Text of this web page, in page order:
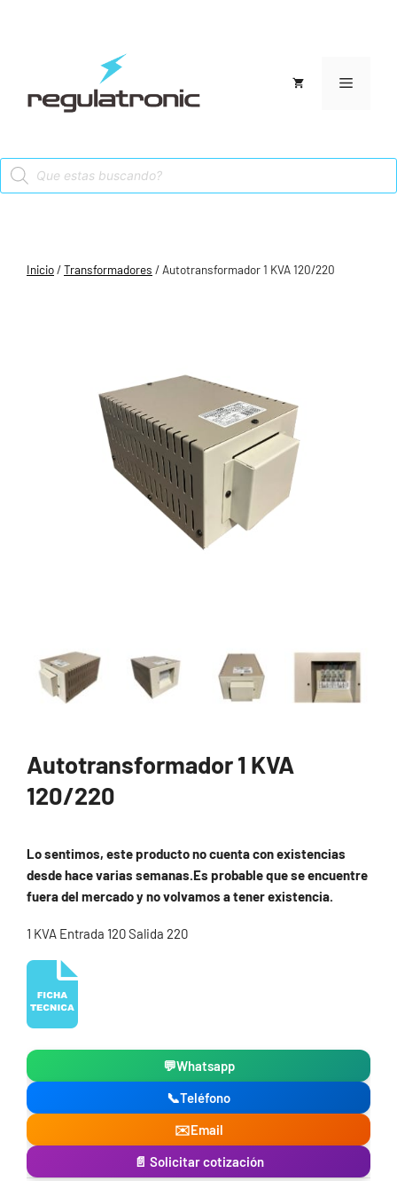
Menú
Products
search
Inicio/Transformadores / Autotransformador 1 KVA 120/220
Autotransformador 1 KVA
120/220
Lo sentimos, este producto no cuenta con existencias
desde hace varias semanas.Es probable que se encuentre
fuera del mercado y no volvamos a tener existencia.
1 KVA Entrada 120 Salida 220
💬Whatsapp
📞Teléfono
✉️Email
📄 Solicitar cotización